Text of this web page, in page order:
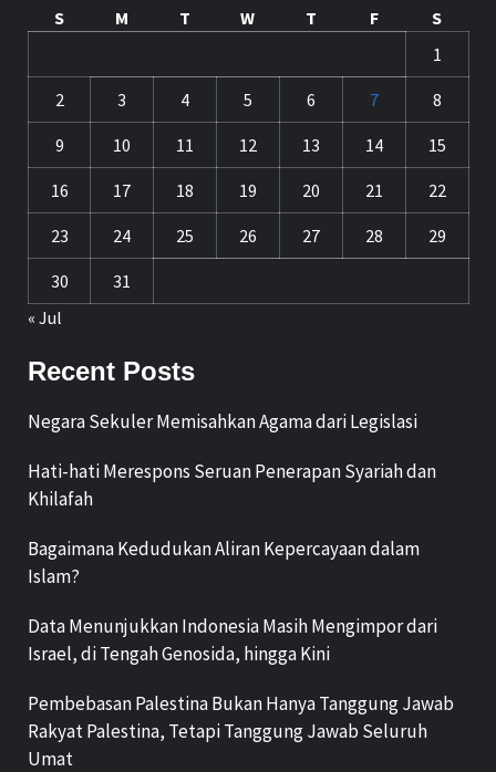
S
M T W T F
S
1
2 3 4 5 6 7 8
9 10 11 12 13 14 15
16 17 18 19 20 21 22
23 24 25 26 27 28 29
30
31
« Jul
Recent Posts
Negara Sekuler Memisahkan Agama dari Legislasi
Hati-hati Merespons Seruan Penerapan Syariah dan
Khilafah
Bagaimana Kedudukan Aliran Kepercayaan dalam
Islam?
Data Menunjukkan Indonesia Masih Mengimpor dari
Israel, di Tengah Genosida, hingga Kini
Pembebasan Palestina Bukan Hanya Tanggung Jawab
Rakyat Palestina, Tetapi Tanggung Jawab Seluruh
Umat